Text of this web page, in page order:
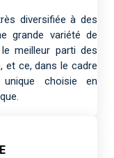
diversifiée à des
grande variété de
meilleur parti des
et ce, dans le cadre
choisie en